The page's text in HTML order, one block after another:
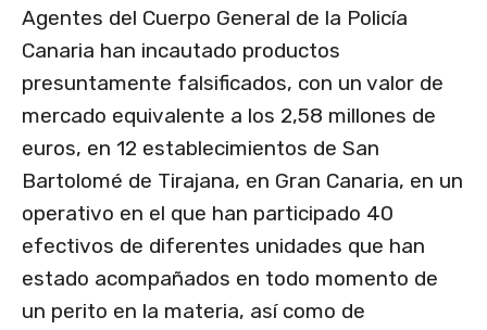
Agentes del Cuerpo General de la Policía
Canaria han incautado productos
presuntamente falsificados, con un valor de
mercado equivalente a los 2,58 millones de
euros, en 12 establecimientos de San
Bartolomé de Tirajana, en Gran Canaria, en un
operativo en el que han participado 40
efectivos de diferentes unidades que han
estado acompañados en todo momento de
un perito en la materia, así como de